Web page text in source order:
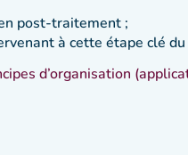
post-traitement ;
à cette étape clé du
d’organisation